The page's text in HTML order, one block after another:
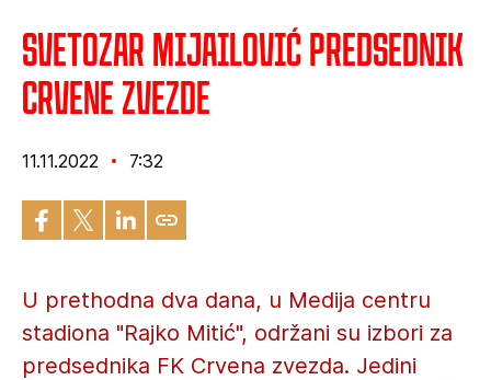
Svetozar Mijailović predsednik
Crvene zvezde
11.11.2022 7:32
U prethodna dva dana, u Medija centru
stadiona "Rajko Mitić", održani su izbori za
predsednika FK Crvena zvezda. Jedini